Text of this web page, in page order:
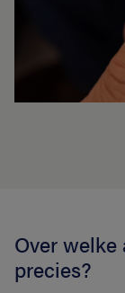
Over
precies?